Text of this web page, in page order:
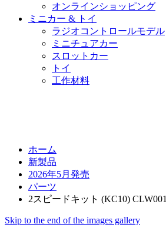
オンラインショッピング
ミニカー & トイ
ラジオコントロールモデル
ミニチュアカー
スロットカー
トイ
工作材料
ホーム
新製品
2026年5月発売
パーツ
2スピードキット (KC10) CLW001
Skip to the end of the images gallery